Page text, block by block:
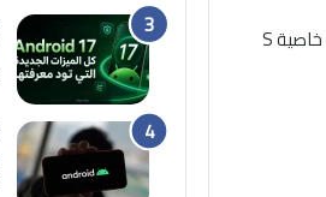
الى تسريب فيرم وير هاتف الجالاكسي اس 3 الجديد ، قبل صدوره رسميا ، وهو ماترتب عليه جلب خاصية S